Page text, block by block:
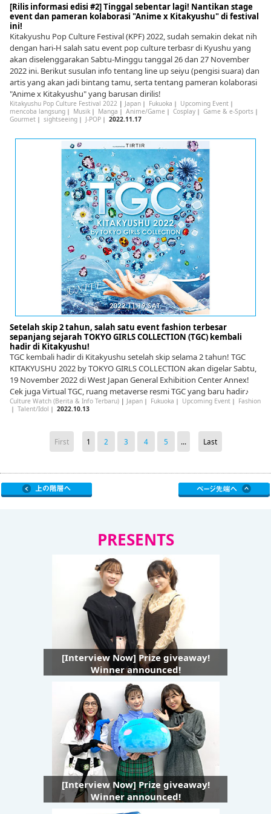
[Rilis informasi edisi #2] Tinggal sebentar lagi! Nantikan stage
event dan pameran kolaborasi "Anime x Kitakyushu" di festival
ini!
Kitakyushu Pop Culture Festival (KPF) 2022, sudah semakin dekat nih
dengan hari-H salah satu event pop culture terbasr di Kyushu yang
akan diselenggarakan Sabtu-Minggu tanggal 26 dan 27 November
2022 ini. Berikut susulan info tentang line up seiyu (pengisi suara) dan
artis yang akan jadi bintang tamu, serta tentang pameran kolaborasi
"Anime x Kitakyushu" yang barusan dirilis!
Kitakyushu Pop Culture Festival 2022| Japan｜ Fukuoka ｜ Upcoming Event｜
mencoba langsung｜ Musik｜ Manga ｜ Anime/Game ｜ Cosplay｜ Game & e-Sports｜
Gourmet｜ sightseeing｜ J-POP｜ 2022.11.17
Setelah skip 2 tahun, salah satu event fashion terbesar
sepanjang sejarah TOKYO GIRLS COLLECTION (TGC) kembali
hadir di Kitakyushu!
TGC kembali hadir di Kitakyushu setelah skip selama 2 tahun! TGC
KITAKYUSHU 2022 by TOKYO GIRLS COLLECTION akan digelar Sabtu,
19 November 2022 di West Japan General Exhibition Center Annex!
Cek juga Virtual TGC, ruang metaverse resmi TGC yang baru hadir♪
Culture Watch (Berita & Info Terbaru)| Japan｜ Fukuoka ｜ Upcoming Event｜ Fashion
｜ Talent/Idol ｜ 2022.10.13
First 1 2 3 4 5 ... Last
PRESENTS
[Interview Now] Prize giveaway!
Winner announced!
[Interview Now] Prize giveaway!
Winner announced!